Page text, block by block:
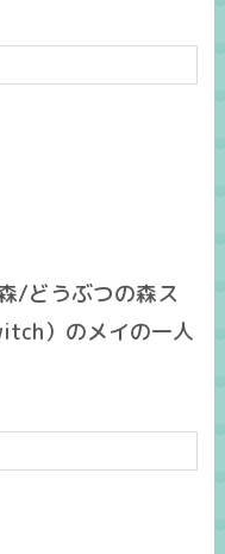
/どうぶつの森ス
）のメイの一人